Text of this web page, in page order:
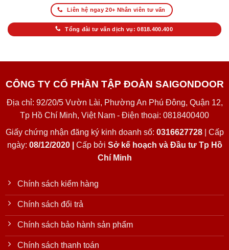
Liên hệ ngay 20+ Nhân viên tư vấn
Tổng đài tư vấn dịch vụ: 0818.400.400
CÔNG TY CỔ PHẦN TẬP ĐOÀN SAIGONDOOR
Địa chỉ: 92/20/5 Vườn Lài, Phường An Phú Đông, Quận 12,
Tp Hồ Chí Minh, Việt Nam - Điện thoại: 0818400400
Giấy chứng nhận đăng ký kinh doanh số: 0316627728| Cấp
ngày: 08/12/2020 | Cấp bởi Sở kế hoạch và Đầu tư Tp Hồ
Chí Minh
Chính sách kiểm hàng
Chính sách đổi trả
Chính sách bảo hành sản phẩm
Chính sách thanh toán